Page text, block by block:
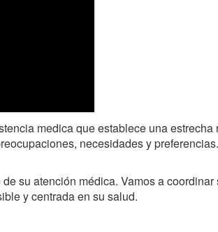
medica que establece una
necesidades y
su atención médica. Vamos a
y centrada en su salud.